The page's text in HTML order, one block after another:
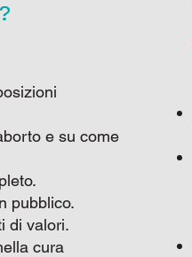
e su come
pubblico.
di valori.
cura